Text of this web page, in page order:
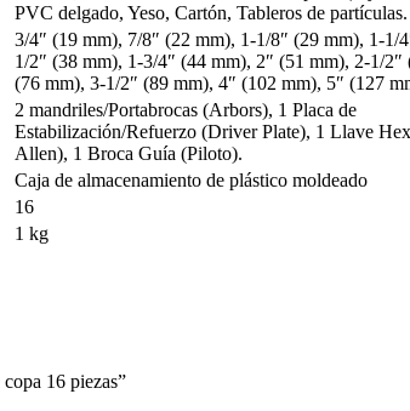
PVC delgado, Yeso, Cartón, Tableros de partículas.
3/4″ (19 mm), 7/8″ (22 mm), 1-1/8″ (29 mm), 1-1/
1/2″ (38 mm), 1-3/4″ (44 mm), 2″ (51 mm), 2-1/2″
(76 mm), 3-1/2″ (89 mm), 4″ (102 mm), 5″ (127
2 mandriles/Portabrocas (Arbors), 1 Placa de
Estabilización/Refuerzo (Driver Plate), 1 Llave
Allen), 1 Broca Guía (Piloto).
Caja de almacenamiento de plástico moldeado
16
1 kg
16 piezas”